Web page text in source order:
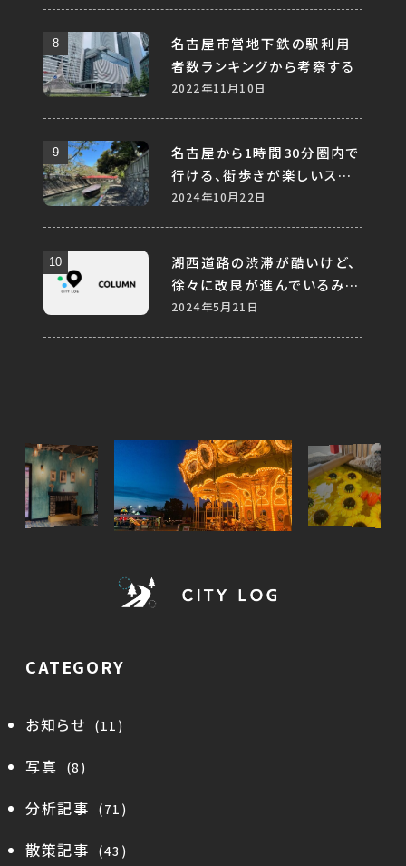
名古屋市営地下鉄の駅利用
者数ランキングから考察する
2022年11月10日
名古屋から1時間30分圏内で
行ける、街歩きが楽しいスポ
ット10選
2024年10月22日
湖西道路の渋滞が酷いけど、
徐々に改良が進んでいるみた
い
2024年5月21日
CATEGORY
お知らせ (11)
写真 (8)
分析記事 (71)
散策記事 (43)